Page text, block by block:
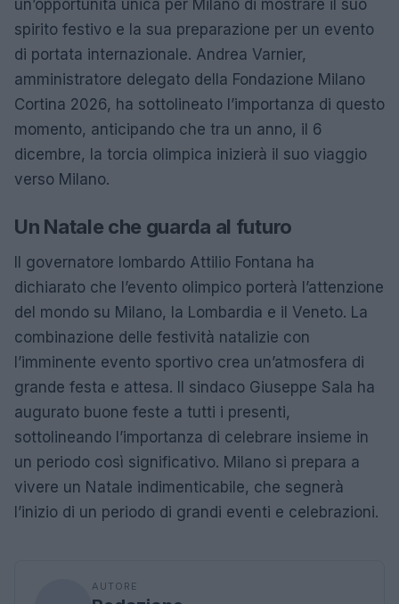
un’opportunità unica per Milano di mostrare il suo
spirito festivo e la sua preparazione per un evento
di portata internazionale. Andrea Varnier,
amministratore delegato della Fondazione Milano
Cortina 2026, ha sottolineato l’importanza di questo
momento, anticipando che tra un anno, il 6
dicembre, la torcia olimpica inizierà il suo viaggio
verso Milano.
Un Natale che guarda al futuro
Il governatore lombardo Attilio Fontana ha
dichiarato che l’evento olimpico porterà l’attenzione
del mondo su Milano, la Lombardia e il Veneto. La
combinazione delle festività natalizie con
l’imminente evento sportivo crea un’atmosfera di
grande festa e attesa. Il sindaco Giuseppe Sala ha
augurato buone feste a tutti i presenti,
sottolineando l’importanza di celebrare insieme in
un periodo così significativo. Milano si prepara a
vivere un Natale indimenticabile, che segnerà
l’inizio di un periodo di grandi eventi e celebrazioni.
AUTORE